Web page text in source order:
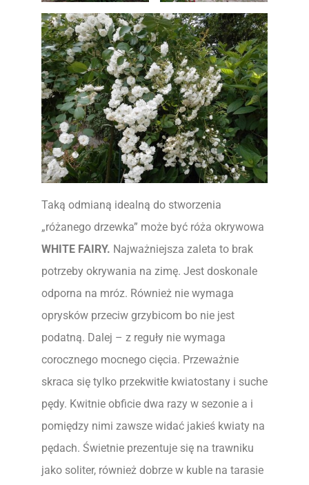
Taką odmianą idealną do stworzenia
„różanego drzewka” może być róża okrywowa
WHITE FAIRY. Najważniejsza zaleta to brak
potrzeby okrywania na zimę. Jest doskonale
odporna na mróz. Również nie wymaga
oprysków przeciw grzybicom bo nie jest
podatną. Dalej – z reguły nie wymaga
corocznego mocnego cięcia. Przeważnie
skraca się tylko przekwitłe kwiatostany i suche
pędy. Kwitnie obficie dwa razy w sezonie a i
pomiędzy nimi zawsze widać jakieś kwiaty na
pędach. Świetnie prezentuje się na trawniku
jako soliter, również dobrze w kuble na tarasie